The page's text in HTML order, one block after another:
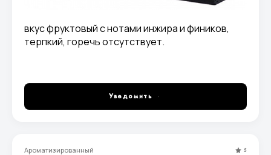
вкус фруктовый с нотами инжира и фиников,
терпкий, горечь отсутствует.
Уведомить
Ароматизированный 5